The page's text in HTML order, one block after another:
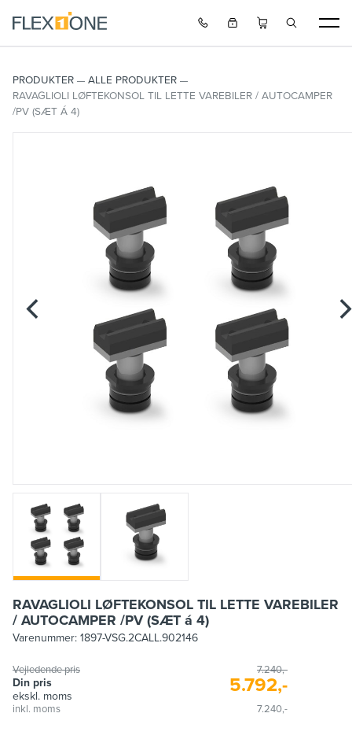
PRODUKTER
ALLE PRODUKTER
RAVAGLIOLI LØFTEKONSOL TIL LETTE VAREBILER / AUTOCAMPER
/PV (SÆT Á 4)
RAVAGLIOLI LØFTEKONSOL TIL LETTE VAREBILER
/ AUTOCAMPER /PV (SÆT á 4)
Varenummer: 1897-VSG.2CALL.902146
Vejledende pris 7.240,-
Din pris
ekskl. moms
5.792,-
inkl. moms 7.240,-